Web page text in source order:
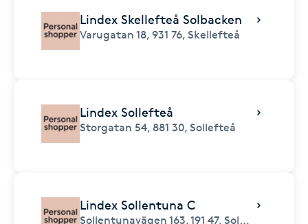
Lindex Skellefteå Solbacken
Varugatan 18, 931 76, Skellefteå
Lindex Sollefteå
Storgatan 54, 881 30, Sollefteå
Lindex Sollentuna C
Sollentunavägen 163,191 47, Sollentuna